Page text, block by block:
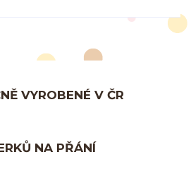
VYROBENÉ V ČR
NA PŘÁNÍ